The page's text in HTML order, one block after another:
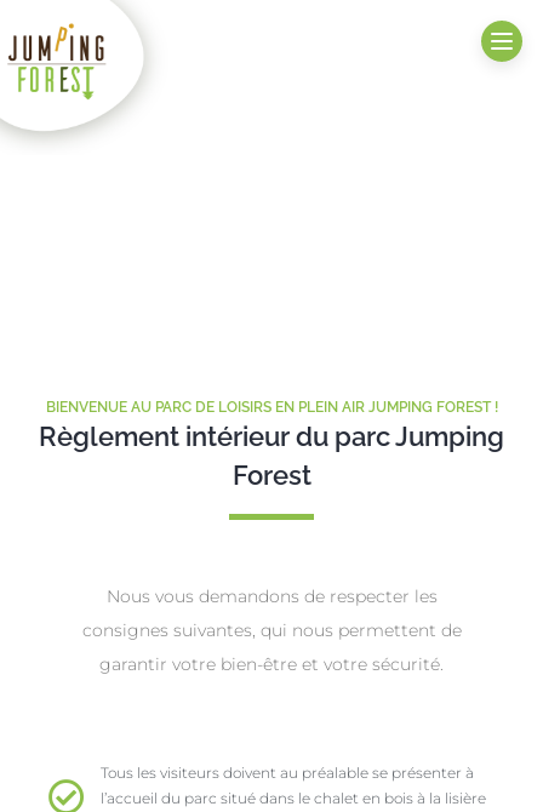
BIENVENUE AU PARC DE LOISIRS EN PLEIN AIR JUMPING FOREST !
Règlement intérieur du parc Jumping
Forest
Nous vous demandons de respecter les
consignes suivantes, qui nous permettent de
garantir votre bien-être et votre sécurité.
Tous les visiteurs doivent au préalable se présenter à
l’accueil du parc situé dans le chalet en bois à la lisière